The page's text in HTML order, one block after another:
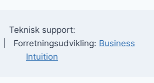
Teknisk support:
| Forretningsudvikling: Business
Intuition